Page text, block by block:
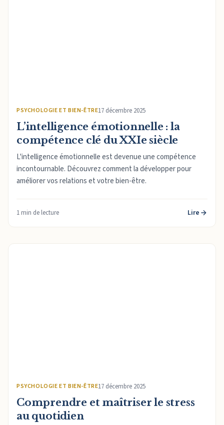
PSYCHOLOGIE ET BIEN-ÊTRE17 décembre 2025
L’intelligence émotionnelle : la
compétence clé du XXIe siècle
L'intelligence émotionnelle est devenue une compétence
incontournable. Découvrez comment la développer pour
améliorer vos relations et votre bien-être.
1 min de lecture Lire
PSYCHOLOGIE ET BIEN-ÊTRE17 décembre 2025
Comprendre et maîtriser le stress
au quotidien